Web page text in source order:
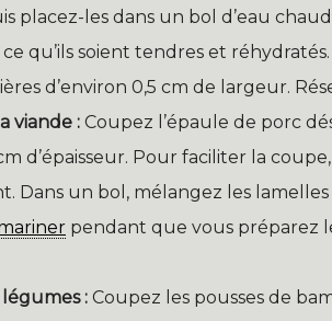
placez-les dans un bol d’eau
qu’ils soient tendres et
d’environ 0,5 cm de largeur.
viande : Coupez l’épaule de porc
d’épaisseur. Pour faciliter la
Dans un bol, mélangez les
pendant que vous préparez
: Coupez les pousses de